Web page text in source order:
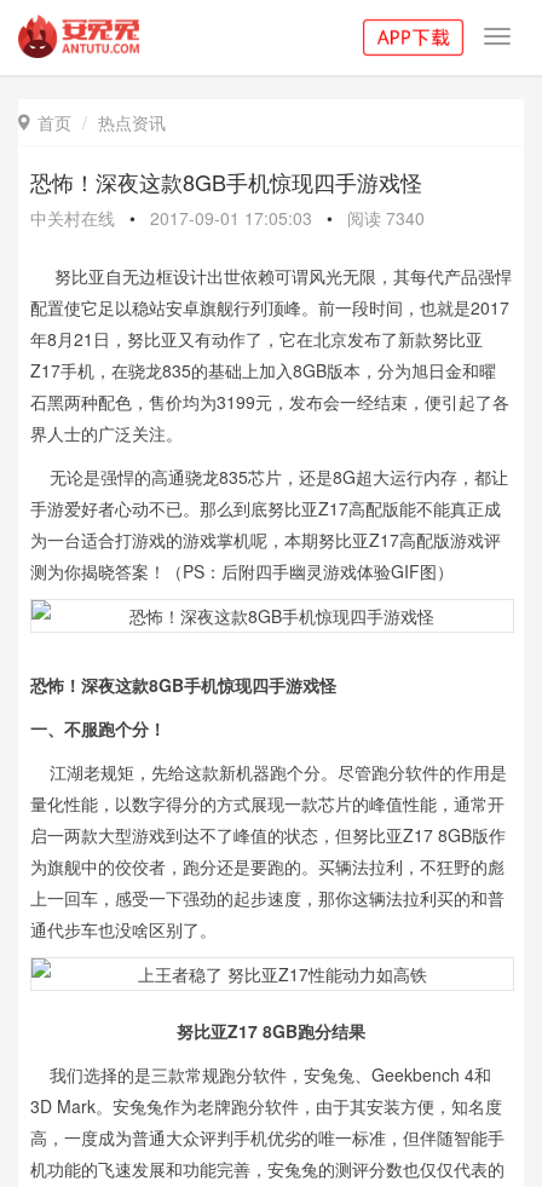
 首页 热点资讯
恐怖！深夜这款8GB手机惊现四手游戏怪
中关村在线 • 2017-09-01 17:05:03 • 阅读 7340
努比亚自无边框设计出世依赖可谓风光无限，其每代产品强悍
配置使它足以稳站安卓旗舰行列顶峰。前一段时间，也就是2017
年8月21日，努比亚又有动作了，它在北京发布了新款努比亚
Z17手机，在骁龙835的基础上加入8GB版本，分为旭日金和曜
石黑两种配色，售价均为3199元，发布会一经结束，便引起了各
界人士的广泛关注。
无论是强悍的高通骁龙835芯片，还是8G超大运行内存，都让
手游爱好者心动不已。那么到底努比亚Z17高配版能不能真正成
为一台适合打游戏的游戏掌机呢，本期努比亚Z17高配版游戏评
测为你揭晓答案！（PS：后附四手幽灵游戏体验GIF图）
恐怖！深夜这款8GB手机惊现四手游戏怪
一、不服跑个分！
江湖老规矩，先给这款新机器跑个分。尽管跑分软件的作用是
量化性能，以数字得分的方式展现一款芯片的峰值性能，通常开
启一两款大型游戏到达不了峰值的状态，但努比亚Z17 8GB版作
为旗舰中的佼佼者，跑分还是要跑的。买辆法拉利，不狂野的彪
上一回车，感受一下强劲的起步速度，那你这辆法拉利买的和普
通代步车也没啥区别了。
努比亚Z17 8GB跑分结果
我们选择的是三款常规跑分软件，安兔兔、Geekbench 4和
3D Mark。安兔兔作为老牌跑分软件，由于其安装方便，知名度
高，一度成为普通大众评判手机优劣的唯一标准，但伴随智能手
机功能的飞速发展和功能完善，安兔兔的测评分数也仅仅代表的